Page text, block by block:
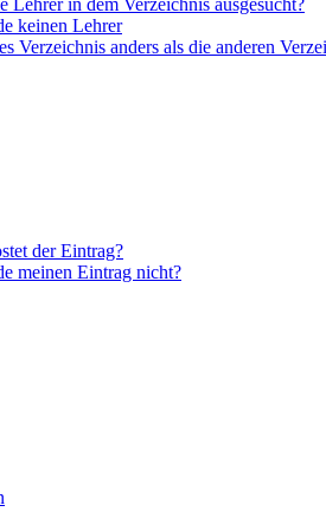
Lehrer in dem Verzeichnis ausgesucht?
keinen Lehrer
Verzeichnis anders als die anderen
der Eintrag?
meinen Eintrag nicht?